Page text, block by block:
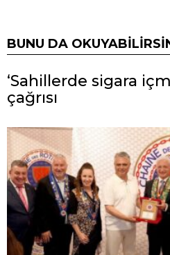
BUNU DA
‘Sahillerde sigara
çağrısı